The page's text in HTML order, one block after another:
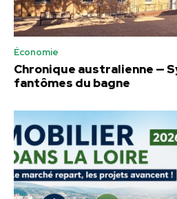
Économie
Chronique australienne —
fantômes du bagne